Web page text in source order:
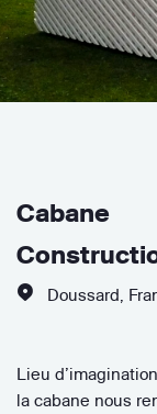
Cabane
Doussard
Lieu
la cabane nous